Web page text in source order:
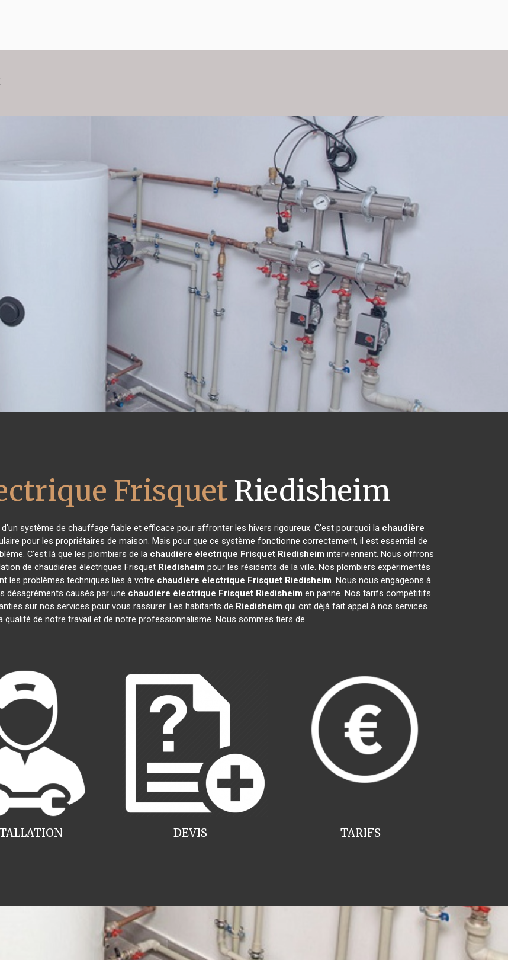
Frisquet Riedisheim
système de chauffage fiable et efficace pour affronter les hivers rigoureux. C'est pourquoi la chaudière
pour les propriétaires de maison. Mais pour que ce système fonctionne correctement, il est essentiel de
C'est là que les plombiers de la chaudière électrique Frisquet Riedisheim interviennent. Nous offrons
de chaudières électriques Frisquet Riedisheim pour les résidents de la ville. Nos plombiers expérimentés
les problèmes techniques liés à votre chaudière électrique Frisquet Riedisheim. Nous nous engageons à
désagréments causés par une chaudière électrique Frisquet Riedisheim en panne. Nos tarifs compétitifs
sur nos services pour vous rassurer. Les habitants de Riedisheim qui ont déjà fait appel à nos services
qualité de notre travail et de notre professionnalisme. Nous sommes fiers de
TARIFS
DEVIS